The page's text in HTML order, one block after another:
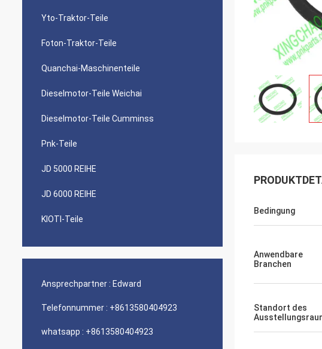
Yto-Traktor-Teile
Foton-Traktor-Teile
Quanchai-Maschinenteile
Dieselmotor-Teile Weichai
Dieselmotor-Teile Cumminss
Pnk-Teile
JD 5000 REIHE
JD 6000 REIHE
KIOTI-Teile
Ansprechpartner : Edward
Telefonnummer : +8613580404923
whatsapp : +8613580404923
Bedingung
Anwendbare
Branchen
Standort des